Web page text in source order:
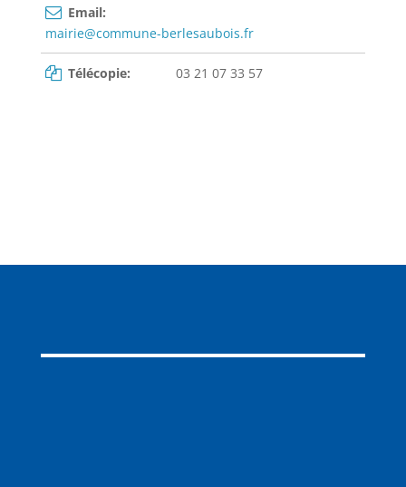
Email:
mairie@commune-berlesaubois.fr
Télécopie: 03 21 07 33 57